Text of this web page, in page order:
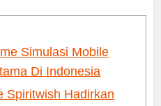
Simulasi Mobile
Di Indonesia
Spiritwish Hadirkan